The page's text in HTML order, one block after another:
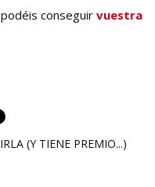
conseguir vuestra
(Y TIENE PREMIO...)